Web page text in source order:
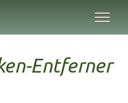
Entferner